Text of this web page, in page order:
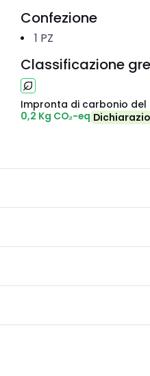
Confezione
1 PZ
Classificazione
Impronta di carbonio
0,2 Kg CO₂-eq